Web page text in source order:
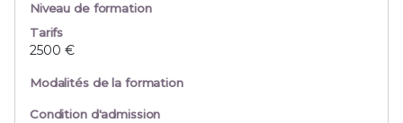
Niveau de formation
Tarifs
2500 €
Modalités de la formation
Condition d'admission